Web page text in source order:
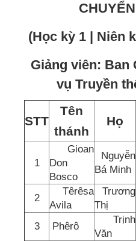
(Học kỳ 1 | Niên
Giảng viên: Ban
vụ Truyền
STT
Tên
thánh
Họ
1
Gioan
Don
Bosco
Nguyễn
Bá Minh
2
Têrêsa
Avila
Trương
Thị
3 Phêrô
Trịnh
Văn